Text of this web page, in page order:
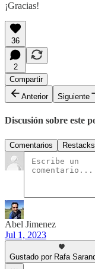
¡Gracias!
36
2
Compartir
Anterior
Siguiente
Discusión sobre este
Comentarios Restacks
Abel Jimenez
Jul 1, 2023
Gustado por Rafa